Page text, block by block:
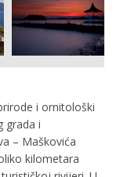
i ornitološki
grada i
– Maškovića
kilometara